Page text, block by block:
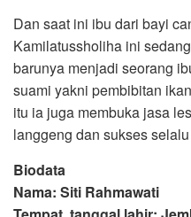
Dan saat ini ibu dari bayi
Kamilatussholiha ini
barunya menjadi seorang
suami yakni pembibitan
itu ia juga membuka jasa
langgeng dan sukses
Biodata
Nama: Siti Rahmawati